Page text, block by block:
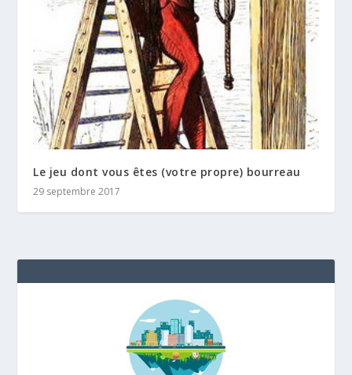
Le jeu dont vous êtes (votre propre) bourreau
29 septembre 2017